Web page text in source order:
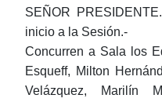
SEÑOR
inicio a la Sesión.-
Concurren a Sala los
Esqueff, Milton
Velázquez, Marilín